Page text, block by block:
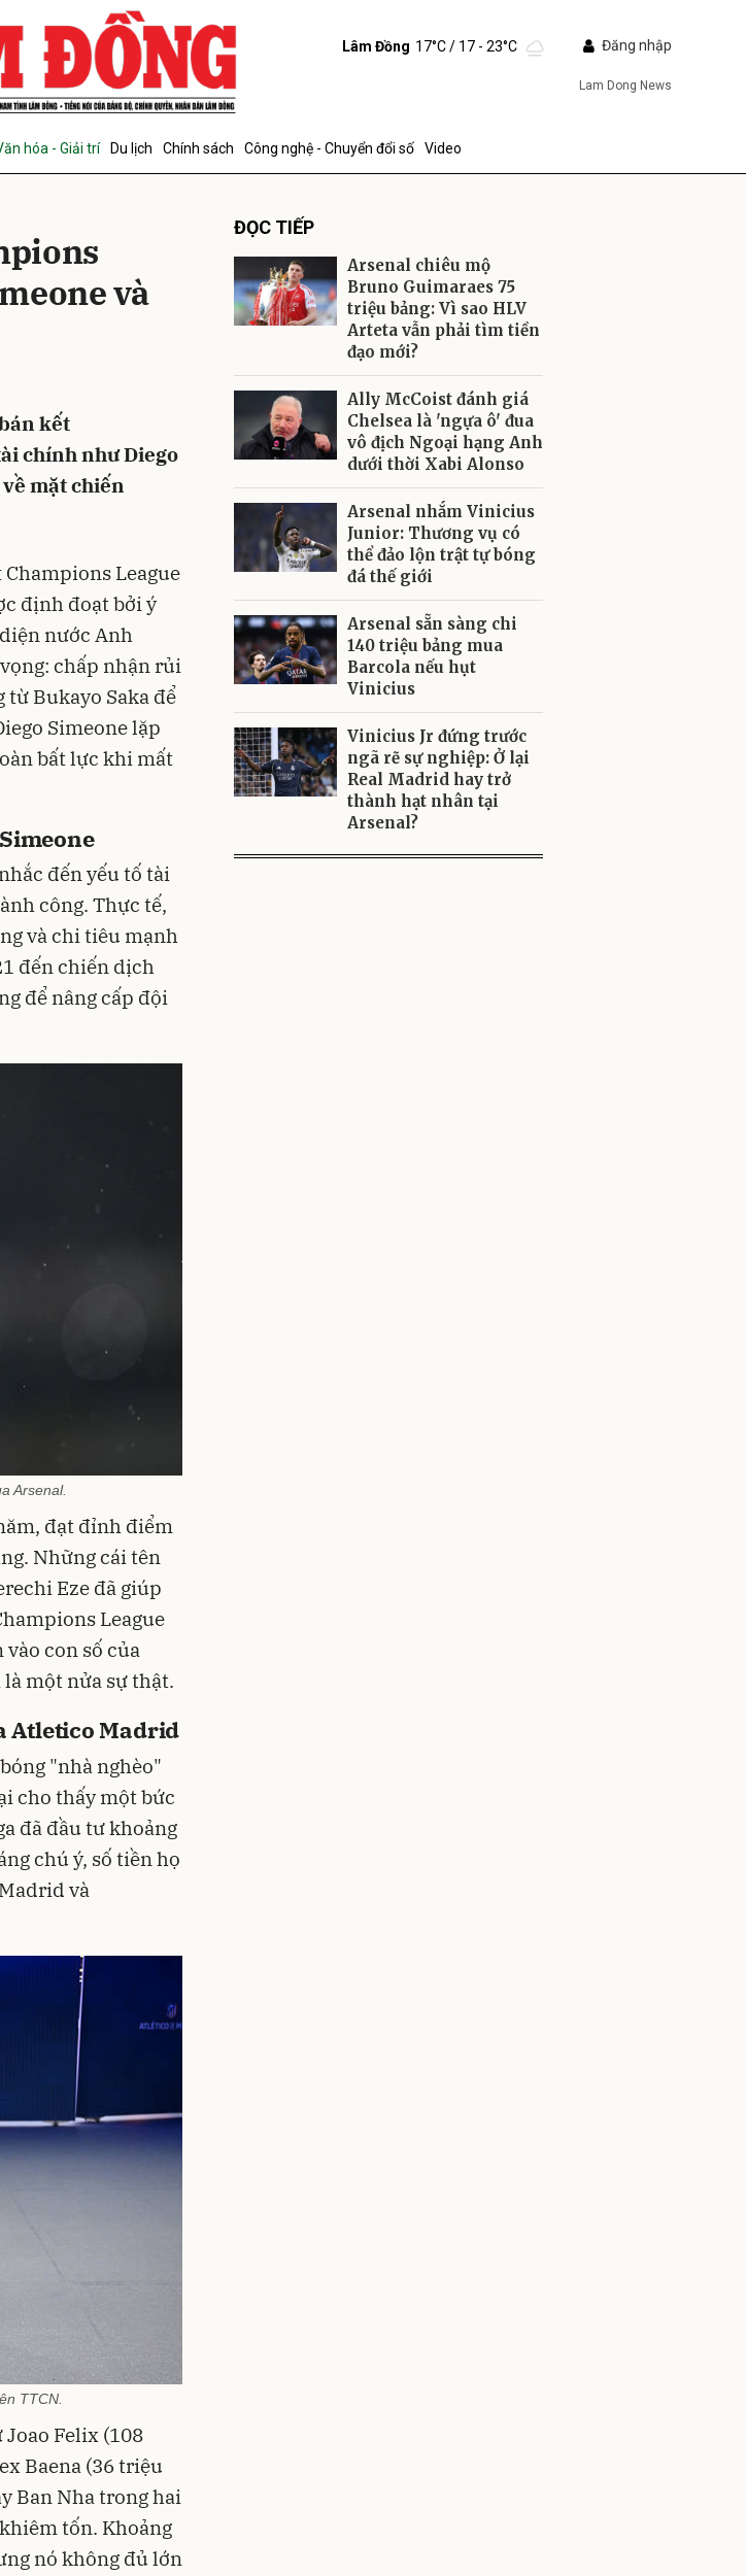
Lâm Đồng 17°C/ 17 - 23°C Đăng nhập
Lam Dong News
hóa - Giải trí Du lịch Chính sách Công nghệ - Chuyển đổi số Video
và
kết
chính như Diego
mặt chiến
League
định đoạt bởi ý
nước Anh
chấp nhận rủi
Bukayo Saka để
Simeone lặp
bất lực khi mất
đến yếu tố tài
công. Thực tế,
và chi tiêu mạnh
đến chiến dịch
để nâng cấp đội
Arsenal.
đạt đỉnh điểm
Những cái tên
Eze đã giúp
League
con số của
một nửa sự thật.
Atletico Madrid
"nhà nghèo"
cho thấy một bức
đã đầu tư khoảng
chú ý, số tiền họ
và
TTCN.
Felix (108
Baena (36 triệu
Ban Nha trong hai
tốn. Khoảng
nó không đủ lớn
ĐỌC TIẾP
Arsenal chiêu mộ
Bruno Guimaraes 75
triệu bảng: Vì sao HLV
Arteta vẫn phải tìm tiền
đạo mới?
Ally McCoist đánh giá
Chelsea là 'ngựa ô' đua
vô địch Ngoại hạng Anh
dưới thời Xabi Alonso
Arsenal nhắm Vinicius
Junior: Thương vụ có
thể đảo lộn trật tự bóng
đá thế giới
Arsenal sẵn sàng chi
140 triệu bảng mua
Barcola nếu hụt
Vinicius
Vinicius Jr đứng trước
ngã rẽ sự nghiệp: Ở lại
Real Madrid hay trở
thành hạt nhân tại
Arsenal?